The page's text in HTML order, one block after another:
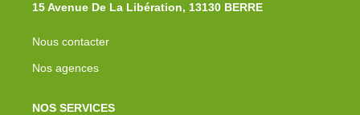
15 Avenue De La Libération, 13130 BERRE
Nous contacter
Nos agences
NOS SERVICES